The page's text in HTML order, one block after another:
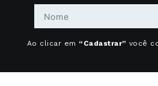
Ao clicar em “Cadastrar” você